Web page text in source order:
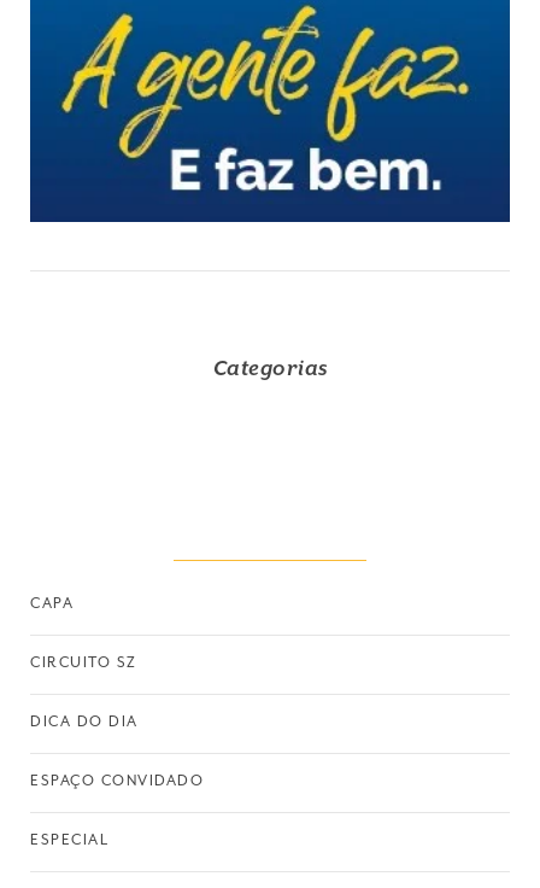
Categorias
CAPA
CIRCUITO SZ
DICA DO DIA
ESPAÇO CONVIDADO
ESPECIAL